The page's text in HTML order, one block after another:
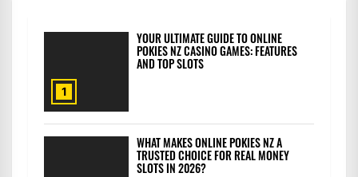
1
YOUR ULTIMATE GUIDE TO ONLINE
POKIES NZ CASINO GAMES: FEATURES
AND TOP SLOTS
WHAT MAKES ONLINE POKIES NZ A
TRUSTED CHOICE FOR REAL MONEY
SLOTS IN 2026?